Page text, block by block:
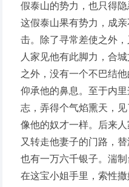
假泰山的势力，也只得隐
这假泰山果有势力，成
击。除了寻常差使之外
人家见他有此脚力，合
之外，没有一个不巴结
仰承他的鼻息。至于内
志，弄得个气焰熏天，
像他的奴才一样。后来
又转走他妻子的门路，
也有一万六千银子。湍
在这宝小姐手里，索性